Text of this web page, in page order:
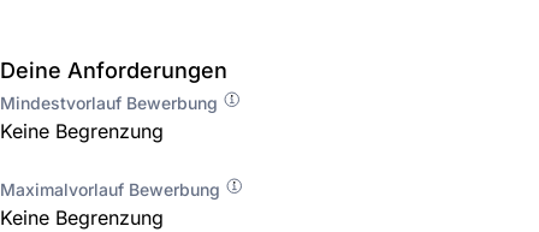
Deine Anforderungen
Mindestvorlauf Bewerbung
Keine Begrenzung
Maximalvorlauf Bewerbung
Keine Begrenzung